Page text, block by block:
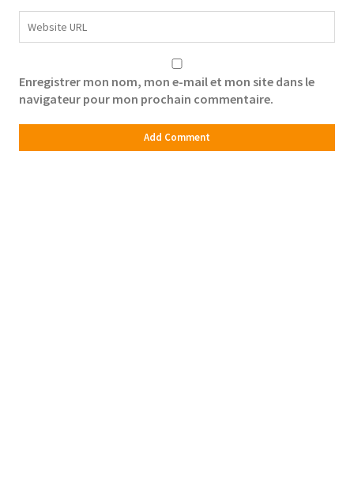
Enregistrer mon nom, mon e-mail et mon site dans le
navigateur pour mon prochain commentaire.